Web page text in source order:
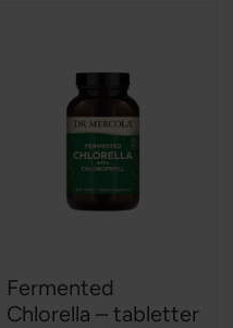
Fermented
Chlorella – tabletter